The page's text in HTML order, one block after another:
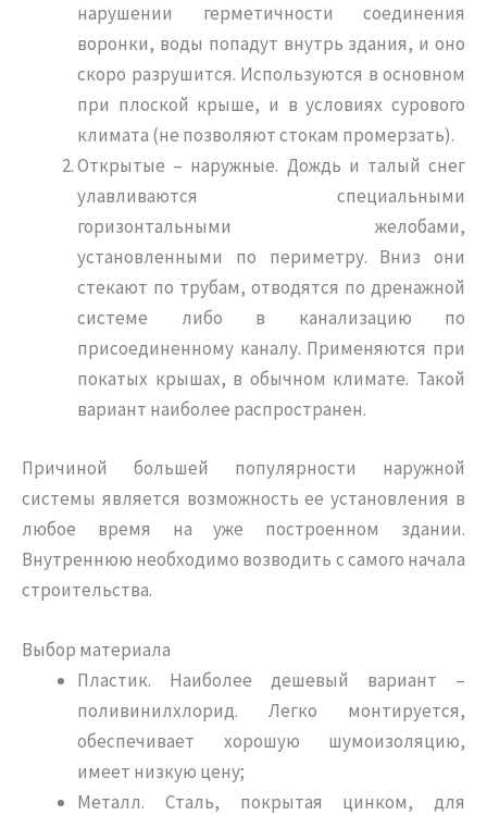
нарушении герметичности соединения
воронки, воды попадут внутрь здания, и оно
скоро разрушится. Используются в основном
при плоской крыше, и в условиях сурового
климата (не позволяют стокам промерзать).
Открытые – наружные. Дождь и талый снег
улавливаются специальными
горизонтальными желобами,
установленными по периметру. Вниз они
стекают по трубам, отводятся по дренажной
системе либо в канализацию по
присоединенному каналу. Применяются при
покатых крышах, в обычном климате. Такой
вариант наиболее распространен.
Причиной большей популярности наружной
системы является возможность ее установления в
любое время на уже построенном здании.
Внутреннюю необходимо возводить с самого начала
строительства.
Выбор материала
Пластик. Наиболее дешевый вариант –
поливинилхлорид. Легко монтируется,
обеспечивает хорошую шумоизоляцию,
имеет низкую цену;
Металл. Сталь, покрытая цинком, для